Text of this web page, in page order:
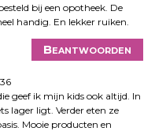
bij een opotheek. De
handig. En lekker ruiken.
Beantwoorden
geef ik mijn kids ook altijd. In
lager ligt. Verder eten ze
Mooie producten en